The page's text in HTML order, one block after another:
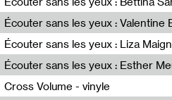
Bettina Samson
Écouter sans les yeux : Valentine
Valentine Branca
Liza Maignan,Elodie Lecat
Esther Meunier Corfdyr
Cross Volume - vinyle